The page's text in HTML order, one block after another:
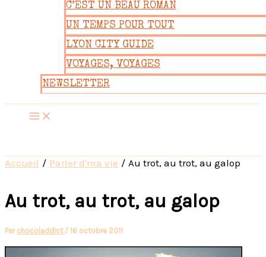
C’EST UN BEAU ROMAN
UN TEMPS POUR TOUT
LYON CITY GUIDE
VOYAGES, VOYAGES
NEWSLETTER
Accueil Parler d'ma vie Au trot, au trot, au galop
Au trot, au trot, au galop
Par chocoladdict / 16 octobre 2011